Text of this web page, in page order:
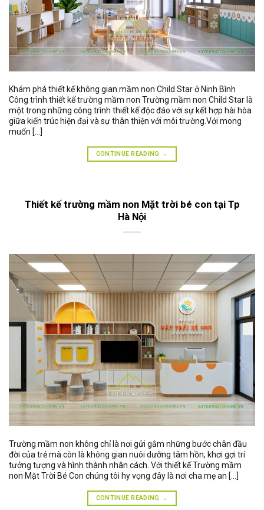
Khám phá thiết kế không gian mầm non Child Star ở Ninh Bình
Công trình thiết kế trường mầm non Trường mầm non Child Star là
một trong những công trình thiết kế độc đáo với sự kết hợp hài hòa
giữa kiến trúc hiện đại và sự thân thiện với môi trường.Với mong
muốn […]
CONTINUE READING →
Thiết kế trường mầm non Mặt trời bé con tại Tp
Hà Nội
Trường mầm non không chỉ là nơi gửi gắm những bước chân đầu
đời của trẻ mà còn là không gian nuôi dưỡng tâm hồn, khơi gợi trí
tưởng tượng và hình thành nhân cách. Với thiết kế Trường mầm
non Mặt Trời Bé Con chúng tôi hy vọng đây là nơi cha mẹ an […]
CONTINUE READING →